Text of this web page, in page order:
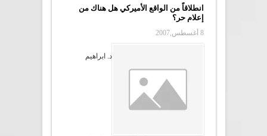
انطلاقاً من الواقع الأميركي هل هناك من
إعلام حر؟
8 أغسطس,2007
د. ابراهيم